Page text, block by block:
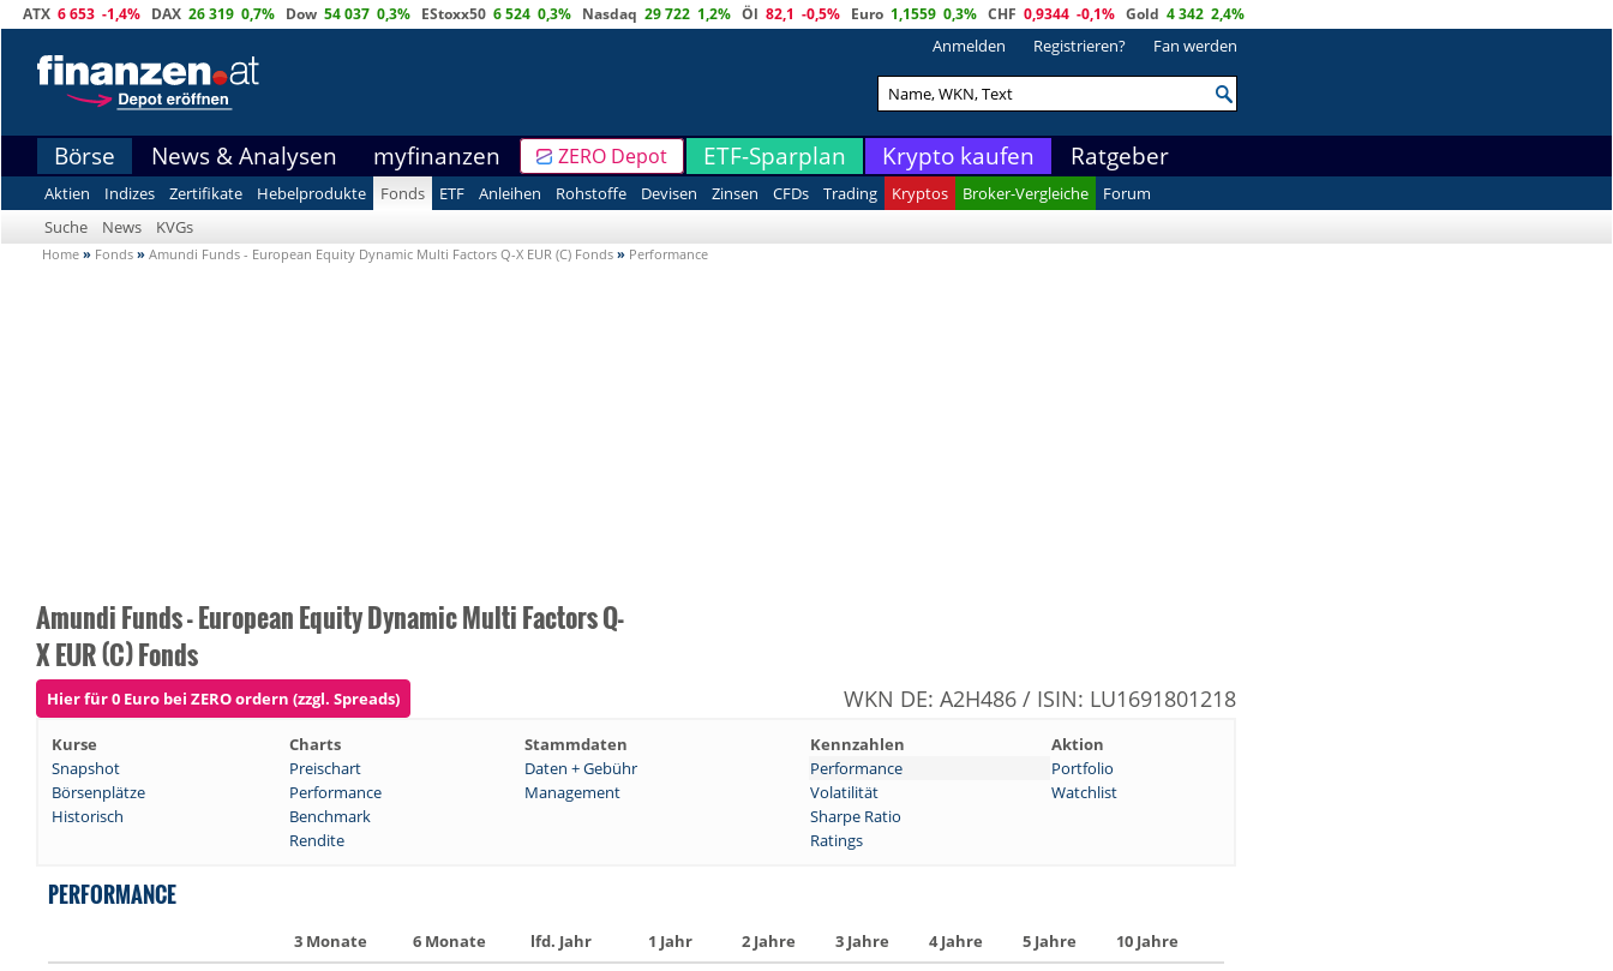
ATX 6 653 -1,4% DAX 26 319 0,7% Dow 54 037 0,3% EStoxx50 6 524 0,3% Nasdaq 29 722 1,2% Öl 82,1 -0,5% Euro 1,1559 0,3% CHF 0,9344 -0,1% Gold 4 342 2,4%
Anmelden Registrieren? Fan werden
Börse News & Analysen myfinanzen ZERO Depot ETF-Sparplan Krypto kaufen Ratgeber
Aktien Indizes Zertifikate Hebelprodukte Fonds ETF Anleihen Rohstoffe Devisen Zinsen CFDs Trading Kryptos Broker-Vergleiche
Forum
Suche
News KVGs
Home » Fonds » Amundi Funds - European Equity Dynamic Multi Factors Q-X EUR (C) Fonds » Performance
Amundi Funds - European Equity Dynamic Multi Factors Q-
X EUR (C) Fonds
Hier für 0 Euro bei ZERO ordern (zzgl. Spreads) WKN DE: A2H486 / ISIN: LU1691801218
Kurse Charts Stammdaten Kennzahlen
Aktion
Snapshot
Preischart Daten + Gebühr Performance
Portfolio
Börsenplätze
Performance Management Volatilität
Watchlist
Historisch
Benchmark
Sharpe Ratio
Rendite
Ratings
PERFORMANCE
3 Monate 6 Monate lfd. Jahr 1 Jahr 2 Jahre 3 Jahre 4 Jahre 5 Jahre
10 Jahre